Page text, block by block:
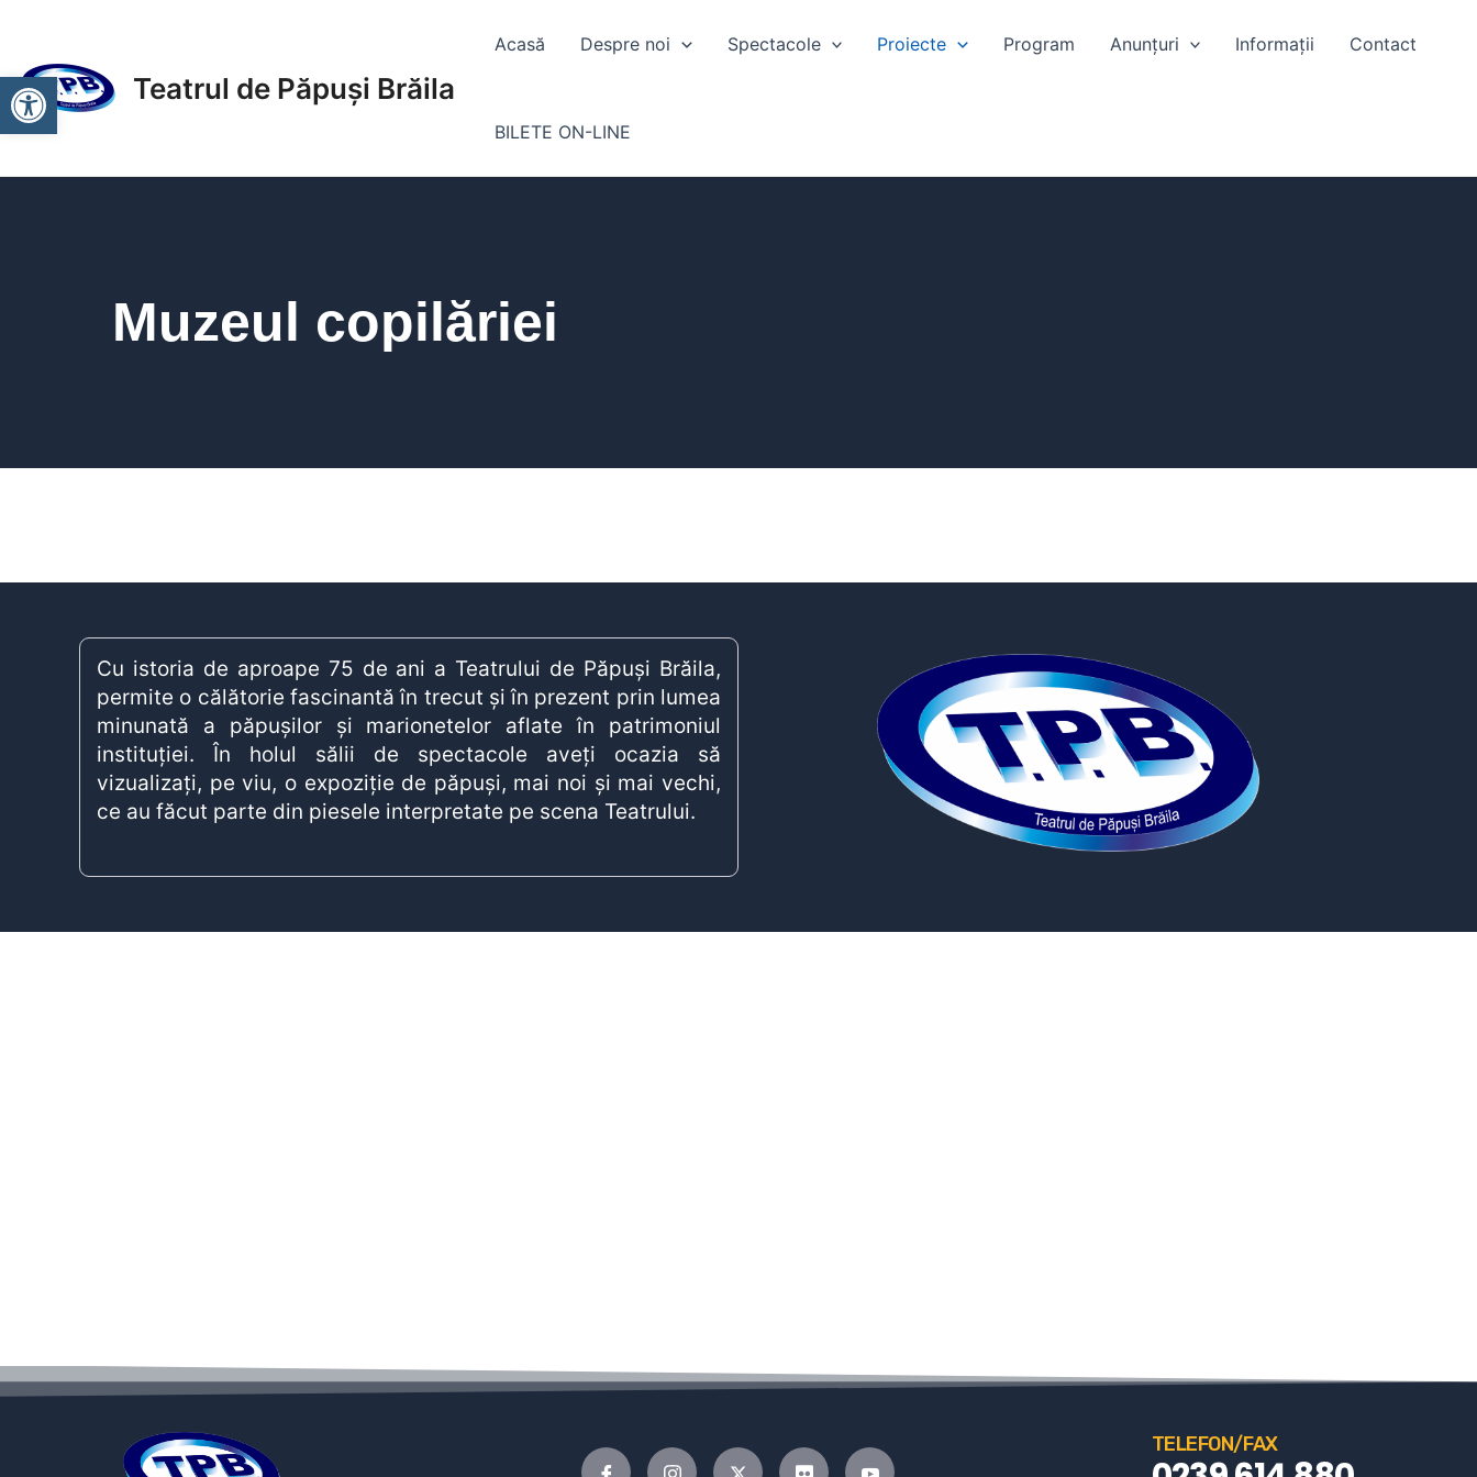
Deschide bara de unelte
content
Teatrul de Păpuși Brăila
Acasă Despre noi Spectacole Proiecte Program Anunțuri Informații Contact
BILETE ON-LINE
Muzeul copilăriei
Cu istoria de aproape 75 de ani a Teatrului de Păpuși Brăila,
permite o călătorie fascinantă în trecut și în prezent prin lumea
minunată a păpuşilor şi marionetelor aflate în patrimoniul
instituției. În holul sălii de spectacole aveți ocazia să
vizualizați, pe viu, o expoziție de păpuși, mai noi și mai vechi,
ce au făcut parte din piesele interpretate pe scena Teatrului.
TELEFON/FAX